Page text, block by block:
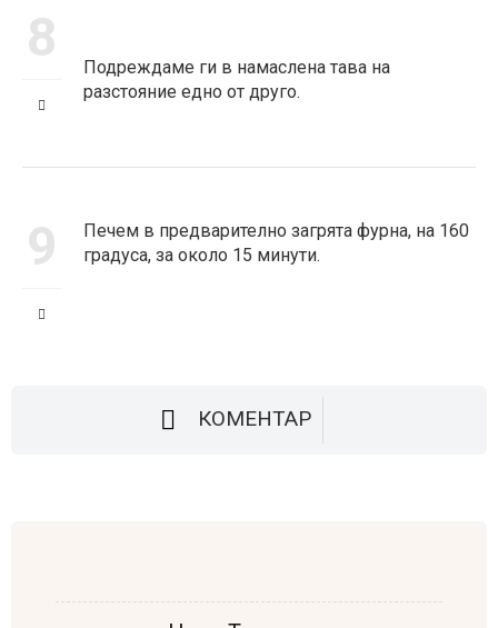
8
Подреждаме ги в намаслена тава на
разстояние едно от друго.
9
Печем в предварително загрята фурна, на 160
градуса, за около 15 минути.
КОМЕНТАР